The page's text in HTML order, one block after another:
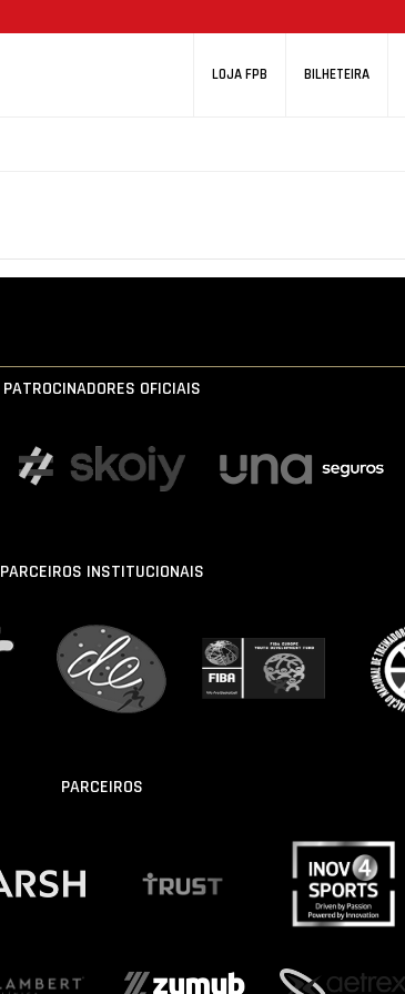
LOJA FPB BILHETEIRA
PATROCINADORES OFICIAIS
PARCEIROS INSTITUCIONAIS
PARCEIROS